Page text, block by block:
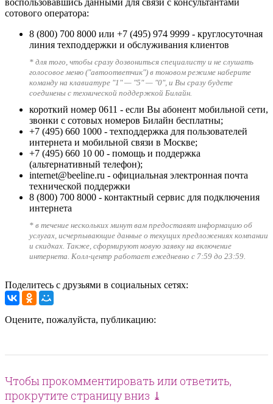
воспользовавшись данными для связи с консультантами
сотового оператора:
8 (800) 700 8000 или +7 (495) 974 9999 - круглосуточная
линия техподдержки и обслуживания клиентов
* для того, чтобы сразу дозвониться специалисту и не слушать
голосовое меню ("автоответчик") в тоновом режиме наберите
команду на клавиатуре "1" — "5" — "0", и Вы сразу будете
соединены с технической поддержкой Билайн.
короткий номер 0611 - если Вы абонент мобильной сети,
звонки с сотовых номеров Билайн бесплатны;
+7 (495) 660 1000 - техподдержка для пользователей
интернета и мобильной связи в Москве;
+7 (495) 660 10 00 - помощь и поддержка
(альтернативный телефон);
internet@beeline.ru - официальная электронная почта
технической поддержки
8 (800) 700 8000 - контактный сервис для подключения
интернета
* в течение нескольких минут вам предоставят информацию об
услугах, исчерпывающие данные о текущих предложениях компании
и скидках. Также, сформируют новую заявку на включение
интернета. Колл-центр работает ежедневно с 7:59 до 23:59.
Поделитесь с друзьями в социальных сетях:
Оцените, пожалуйста, публикацию:
Чтобы прокомментировать или ответить,
прокрутите страницу вниз ⤓